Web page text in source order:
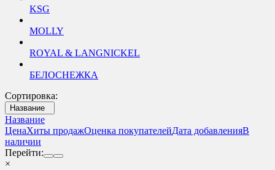
KSG
MOLLY
ROYAL & LANGNICKEL
БЕЛОСНЕЖКА
Сортировка:
Название
Название
ЦенаХиты продажОценка покупателейДата добавленияВ
наличии
Перейти:
×